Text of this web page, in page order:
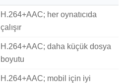
H.264+AAC; her oynatıcıda
çalışır
H.264+AAC; daha küçük dosya
boyutu
H.264+AAC; mobil için iyi